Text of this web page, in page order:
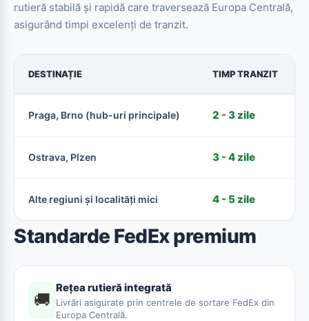
rutieră stabilă și rapidă care traversează Europa Centrală,
asigurând timpi excelenți de tranzit.
DESTINAȚIE TIMP TRANZIT
Praga, Brno (hub-uri principale) 2 - 3 zile
Ostrava, Plzen 3 - 4 zile
Alte regiuni și localități mici 4 - 5 zile
Standarde FedEx premium
🚚
Rețea rutieră integrată
Livrări asigurate prin centrele de sortare FedEx din
Europa Centrală.